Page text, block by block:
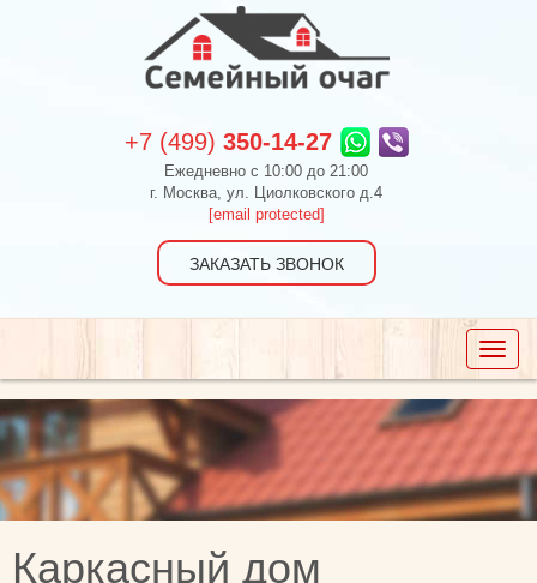
+7 (499) 350-14-27
Ежедневно c 10:00 до 21:00
г. Москва, ул. Циолковского д.4
[email protected]
ЗАКАЗАТЬ ЗВОНОК
Toggle
Каркасный дом